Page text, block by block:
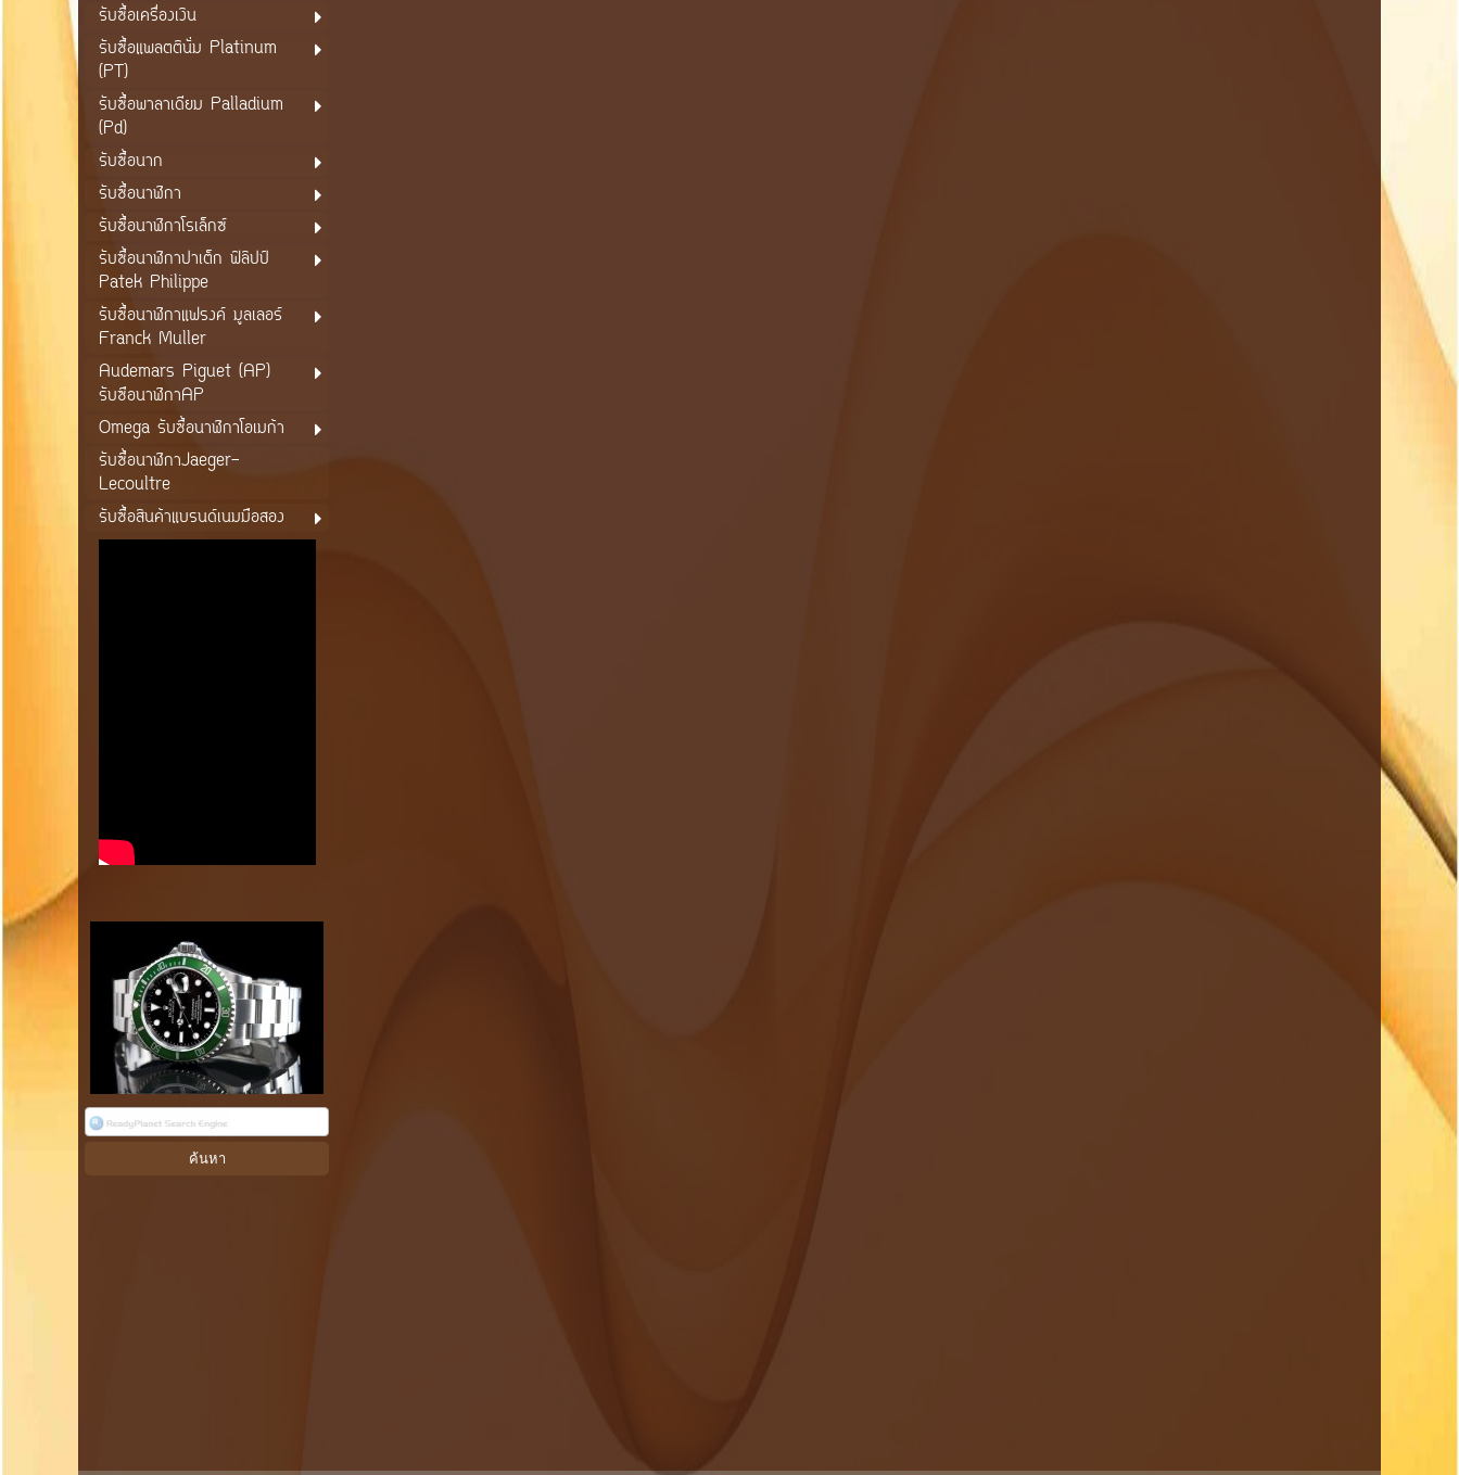
รับซื้อเครื่องเงิน
รับซื้อแพลตตินั่ม Platinum
(PT)
รับซื้อพาลาเดียม Palladium
(Pd)
รับซื้อนาก
รับซื้อนาฬิกา
รับซื้อนาฬิกาโรเล็กซ์
รับซื้อนาฬิกาปาเต็ก ฟิลิปป์
Patek Philippe
รับซื้อนาฬิกาแฟรงค์ มูลเลอร์
Franck Muller
Audemars Piguet (AP)
รับซือนาฬิกาAP
Omega รับซื้อนาฬิกาโอเมก้า
รับซื้อนาฬิกาJaeger-
Lecoultre
รับซื้อสินค้าแบรนด์เนมมือสอง